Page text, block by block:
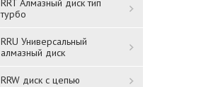
RRT Алмазный диск тип
турбо
RRU Универсальный
алмазный диск
RRW диск с цепью